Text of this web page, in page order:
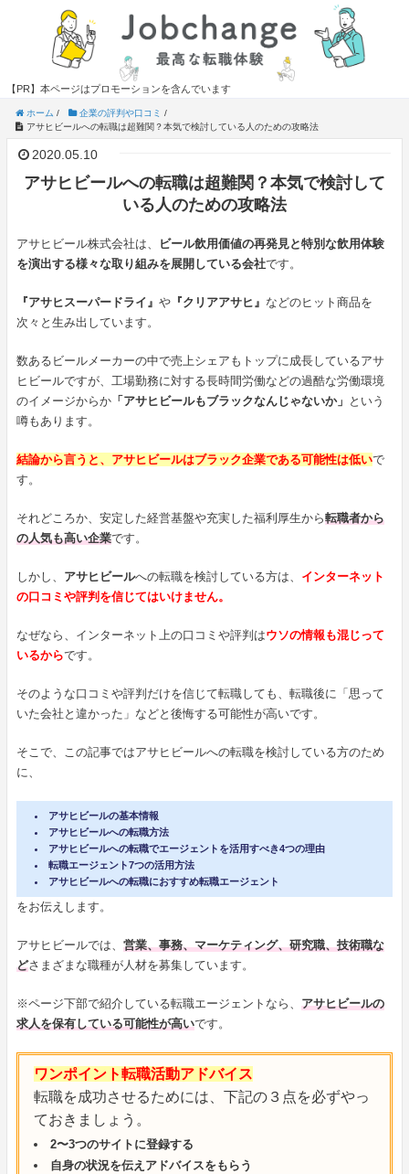
【PR】本ページはプロモーションを含んでいます
ホーム / 企業の評判や口コミ /
アサヒビールへの転職は超難関？本気で検討している人のための攻略法
2020.05.10
アサヒビールへの転職は超難関？本気で検討して
いる人のための攻略法
アサヒビール株式会社は、
ビール飲用価値の再発見と特別な飲用体験
を演出する様々な取り組みを展開している会社です。
『アサヒスーパードライ』 や『クリアアサヒ』 などのヒット商品を
次々と生み出しています。
数あるビールメーカーの中で売上シェアもトップに成長しているアサ
ヒビールですが、工場勤務に対する長時間労働などの過酷な労働環境
のイメージからか「アサヒビールもブラックなんじゃないか」 という
噂もあります。
結論から言うと、アサヒビールはブラック企業である可能性は低いで
す。
それどころか、安定した経営基盤や充実した福利厚生から転職者から
の人気も高い企業です。
しかし、 アサヒビールへの転職を検討している方は、 インターネット
の口コミや評判を信じてはいけません。
なぜなら、インターネット上の口コミや評判はウソの情報も混じって
いるからです。
そのような口コミや評判だけを信じて転職しても、転職後に「思って
いた会社と違かった」などと後悔する可能性が高いです。
そこで、この記事ではアサヒビールへの転職を検討している方のため
に、
アサヒビールの基本情報
アサヒビールへの転職方法
アサヒビールへの転職でエージェントを活用すべき4つの理由
転職エージェント7つの活用方法
アサヒビールへの転職におすすめ転職エージェント
をお伝えします。
アサヒビールでは、 営業、事務、マーケティング、研究職、技術職な
どさまざまな職種が人材を募集しています。
※ページ下部で紹介している転職エージェントなら、 アサヒビールの
求人を保有している可能性が高いです。
ワンポイント転職活動アドバイス
転職を成功させるためには、下記の３点を必ずやっ
ておきましょう。
2〜3つのサイトに登録する
自身の状況を伝えアドバイスをもらう